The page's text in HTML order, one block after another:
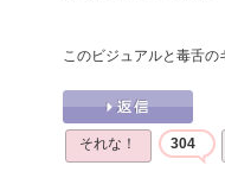
このビジュアルと毒舌の
それな！ 304